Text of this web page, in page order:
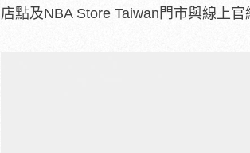
店點及NBA Store Taiwan門市與線上官